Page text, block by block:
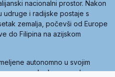
nacionalni prostor. Nakon
udruge i radijske postaje s
zemalja, počevši od Europe
do Filipina na azijskom
autonomno u svojim
preko krovne udruge